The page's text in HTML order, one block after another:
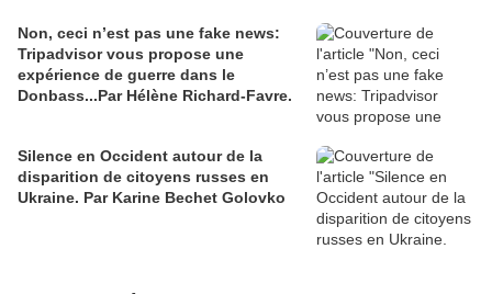
Non, ceci n’est pas une fake news:
Tripadvisor vous propose une
expérience de guerre dans le
Donbass...Par Hélène Richard-Favre.
Silence en Occident autour de la
disparition de citoyens russes en
Ukraine. Par Karine Bechet Golovko